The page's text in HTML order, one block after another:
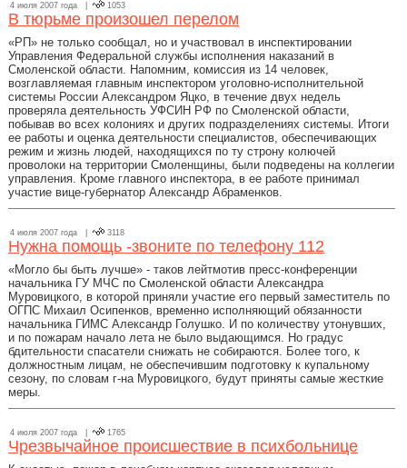
4 июля 2007 года | 1053
В тюрьме произошел перелом
«РП» не только сообщал, но и участвовал в инспектировании
Управления Федеральной службы исполнения наказаний в
Смоленской области. Напомним, комиссия из 14 человек,
возглавляемая главным инспектором уголовно-исполнительной
системы России Александром Яцко, в течение двух недель
проверяла деятельность УФСИН РФ по Смоленской области,
побывав во всех колониях и других подразделениях системы. Итоги
ее работы и оценка деятельности специалистов, обеспечивающих
режим и жизнь людей, находящихся по ту строну колючей
проволоки на территории Смоленщины, были подведены на коллегии
управления. Кроме главного инспектора, в ее работе принимал
участие вице-губернатор Александр Абраменков.
4 июля 2007 года | 3118
Нужна помощь -звоните по телефону 112
«Могло бы быть лучше» - таков лейтмотив пресс-конференции
начальника ГУ МЧС по Смоленской области Александра
Муровицкого, в которой приняли участие его первый заместитель по
ОГПС Михаил Осипенков, временно исполняющий обязанности
начальника ГИМС Александр Голушко. И по количеству утонувших,
и по пожарам начало лета не было выдающимся. Но градус
бдительности спасатели снижать не собираются. Более того, к
должностным лицам, не обеспечившим подготовку к купальному
сезону, по словам г-на Муровицкого, будут приняты самые жесткие
меры.
4 июля 2007 года | 1765
Чрезвычайное происшествие в психбольнице